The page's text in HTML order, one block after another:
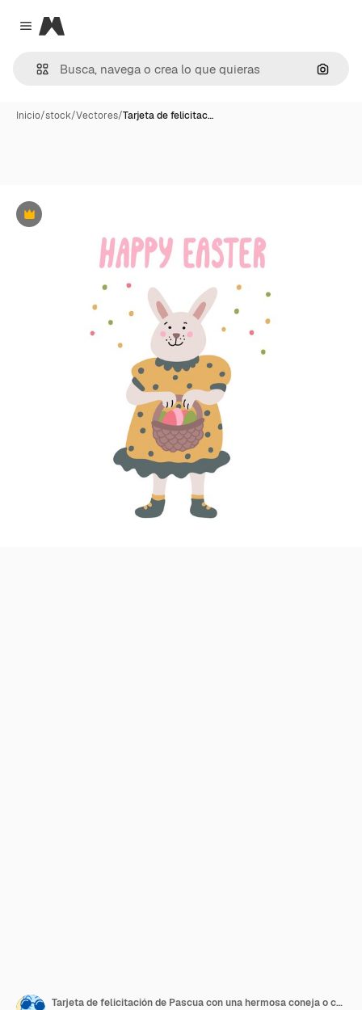
Close menu
Magnific
Inicio/stock/Vectores/Tarjeta de felicitac…
Premium
Tarjeta de felicitación de Pascua con una hermosa coneja o conejita sonriente con una canasta de Pascua con huevos